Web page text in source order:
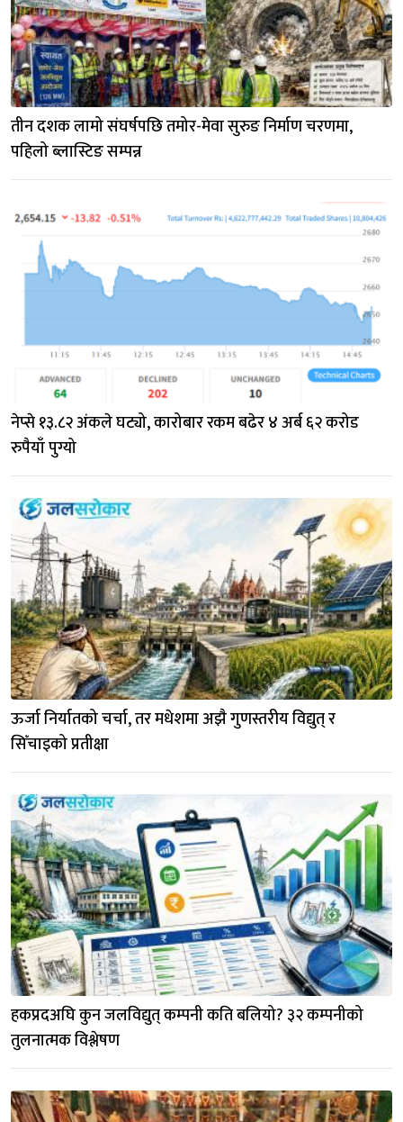
तीन दशक लामो संघर्षपछि तमोर-मेवा सुरुङ निर्माण चरणमा,
पहिलो ब्लास्टिङ सम्पन्न
नेप्से १३.८२ अंकले घट्यो, कारोबार रकम बढेर ४ अर्ब ६२ करोड
रुपैयाँ पुग्यो
ऊर्जा निर्यातको चर्चा, तर मधेशमा अझै गुणस्तरीय विद्युत् र
सिँचाइको प्रतीक्षा
हकप्रदअघि कुन जलविद्युत् कम्पनी कति बलियो? ३२ कम्पनीको
तुलनात्मक विश्लेषण